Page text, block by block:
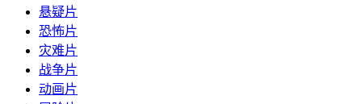
悬疑片
恐怖片
灾难片
战争片
动画片